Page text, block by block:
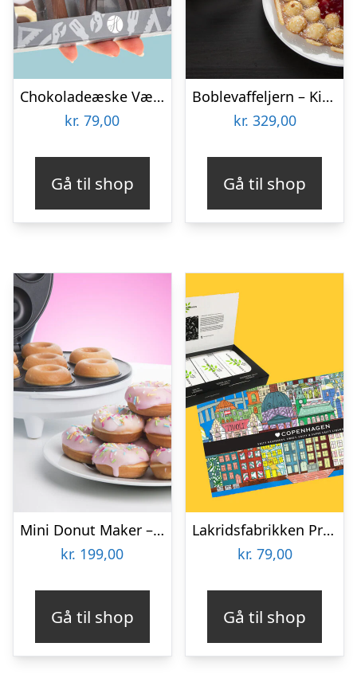
Chokoladeæske Værktøj
kr. 79,00
Gå til shop
Boblevaffeljern – KitchPro
kr. 329,00
Gå til shop
Mini Donut Maker – KitchPro
kr. 199,00
Gå til shop
Lakridsfabrikken Premiumlakrids – Copenhagen
kr. 79,00
Gå til shop